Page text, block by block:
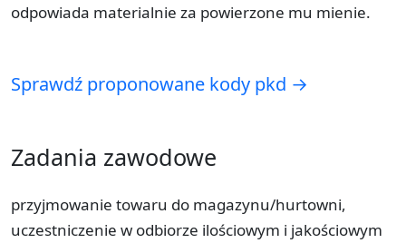
odpowiada materialnie za powierzone mu mienie.
Sprawdź proponowane kody pkd →
Zadania zawodowe
przyjmowanie towaru do magazynu/hurtowni,
uczestniczenie w odbiorze ilościowym i jakościowym